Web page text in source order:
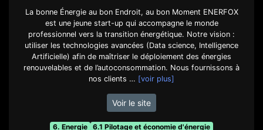
La bonne Énergie au bon Endroit, au bon Moment ENERFOX
est une jeune start-up qui accompagne le monde
professionnel vers la transition énergétique. Notre vision :
utiliser les technologies avancées (Data science, Intelligence
Artificielle) afin de maîtriser le déploiement des énergies
renouvelables et de l’autoconsommation. Nous fournissons à
nos clients … [voir plus]
Voir le site
6. Energie 6.1 Pilotage et économie d'énergie